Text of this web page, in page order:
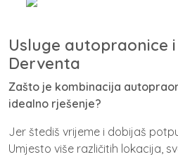
Usluge autopraonice
Derventa
Zašto je kombinacija
idealno rješenje?
Jer štediš vrijeme i dobijaš
Umjesto više različitih lokacija,